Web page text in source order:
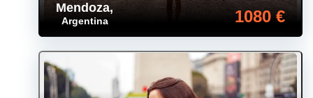
Mendoza,
Argentina 1080 €